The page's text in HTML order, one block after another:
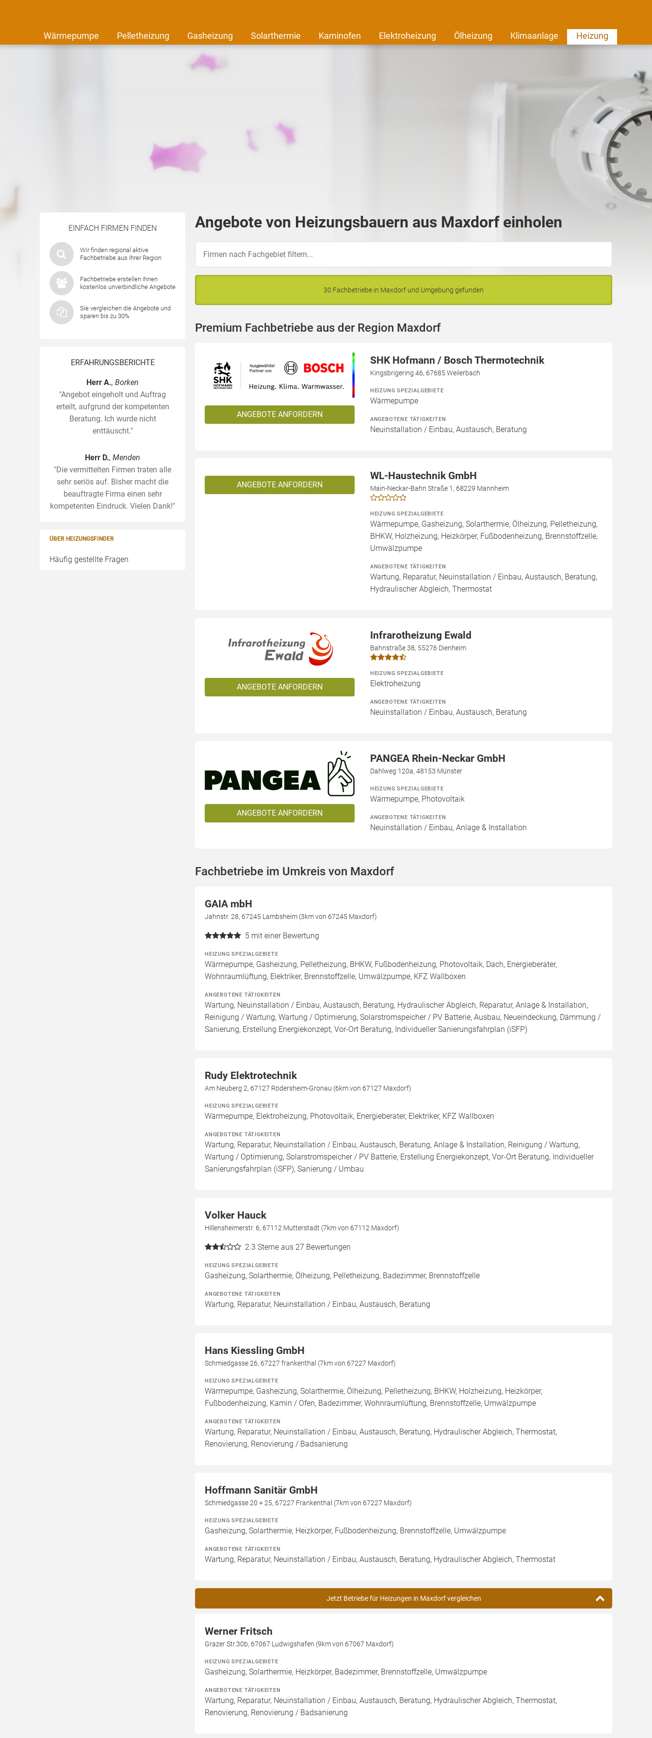
Wärmepumpe Pelletheizung Gasheizung Solarthermie Kaminofen Elektroheizung Ölheizung Klimaanlage Heizung
EINFACH FIRMEN FINDEN
Wir finden regional aktive
Fachbetriebe aus Ihrer Region
Fachbetriebe erstellen Ihnen
kostenlos unverbindliche Angebote
Sie vergleichen die Angebote und
sparen bis zu 30%
ERFAHRUNGSBERICHTE
Herr A., Borken
"Angebot eingeholt und Auftrag
erteilt, aufgrund der kompetenten
Beratung. Ich wurde nicht
enttäuscht."
Herr D., Menden
"Die vermittelten Firmen traten alle
sehr seriös auf. Bisher macht die
beauftragte Firma einen sehr
kompetenten Eindruck. Vielen Dank!"
ÜBER HEIZUNGSFINDER
Häufig gestellte Fragen
Angebote von Heizungsbauern aus Maxdorf einholen
30 Fachbetriebe in Maxdorf und Umgebung gefunden
Premium Fachbetriebe aus der Region Maxdorf
ANGEBOTE ANFORDERN
SHK Hofmann / Bosch Thermotechnik
Kingsbrigering 46, 67685 Weilerbach
HEIZUNG SPEZIALGEBIETE
Wärmepumpe
ANGEBOTENE TÄTIGKEITEN
Neuinstallation / Einbau, Austausch, Beratung
ANGEBOTE ANFORDERN
WL-Haustechnik GmbH
Main-Neckar-Bahn Straße 1, 68229 Mannheim
HEIZUNG SPEZIALGEBIETE
Wärmepumpe, Gasheizung, Solarthermie, Ölheizung, Pelletheizung,
BHKW, Holzheizung, Heizkörper, Fußbodenheizung, Brennstoffzelle,
Umwälzpumpe
ANGEBOTENE TÄTIGKEITEN
Wartung, Reparatur, Neuinstallation / Einbau, Austausch, Beratung,
Hydraulischer Abgleich, Thermostat
ANGEBOTE ANFORDERN
Infrarotheizung Ewald
Bahnstraße 38, 55276 Dienheim
HEIZUNG SPEZIALGEBIETE
Elektroheizung
ANGEBOTENE TÄTIGKEITEN
Neuinstallation / Einbau, Austausch, Beratung
ANGEBOTE ANFORDERN
PANGEA Rhein-Neckar GmbH
Dahlweg 120a, 48153 Münster
HEIZUNG SPEZIALGEBIETE
Wärmepumpe, Photovoltaik
ANGEBOTENE TÄTIGKEITEN
Neuinstallation / Einbau, Anlage & Installation
Fachbetriebe im Umkreis von Maxdorf
GAIA mbH
Jahnstr. 28, 67245 Lambsheim (3km von 67245 Maxdorf)
5 mit einer Bewertung
HEIZUNG SPEZIALGEBIETE
Wärmepumpe, Gasheizung, Pelletheizung, BHKW, Fußbodenheizung, Photovoltaik, Dach, Energieberater,
Wohnraumlüftung, Elektriker, Brennstoffzelle, Umwälzpumpe, KFZ Wallboxen
ANGEBOTENE TÄTIGKEITEN
Wartung, Neuinstallation / Einbau, Austausch, Beratung, Hydraulischer Abgleich, Reparatur, Anlage & Installation,
Reinigung / Wartung, Wartung / Optimierung, Solarstromspeicher / PV Batterie, Ausbau, Neueindeckung, Dämmung /
Sanierung, Erstellung Energiekonzept, Vor-Ort Beratung, Individueller Sanierungsfahrplan (iSFP)
Rudy Elektrotechnik
Am Neuberg 2, 67127 Rödersheim-Gronau (6km von 67127 Maxdorf)
HEIZUNG SPEZIALGEBIETE
Wärmepumpe, Elektroheizung, Photovoltaik, Energieberater, Elektriker, KFZ Wallboxen
ANGEBOTENE TÄTIGKEITEN
Wartung, Reparatur, Neuinstallation / Einbau, Austausch, Beratung, Anlage & Installation, Reinigung / Wartung,
Wartung / Optimierung, Solarstromspeicher / PV Batterie, Erstellung Energiekonzept, Vor-Ort Beratung, Individueller
Sanierungsfahrplan (iSFP), Sanierung / Umbau
Volker Hauck
Hillensheimerstr. 6, 67112 Mutterstadt (7km von 67112 Maxdorf)
2.3 Sterne aus 27 Bewertungen
HEIZUNG SPEZIALGEBIETE
Gasheizung, Solarthermie, Ölheizung, Pelletheizung, Badezimmer, Brennstoffzelle
ANGEBOTENE TÄTIGKEITEN
Wartung, Reparatur, Neuinstallation / Einbau, Austausch, Beratung
Hans Kiessling GmbH
Schmiedgasse 26, 67227 frankenthal (7km von 67227 Maxdorf)
HEIZUNG SPEZIALGEBIETE
Wärmepumpe, Gasheizung, Solarthermie, Ölheizung, Pelletheizung, BHKW, Holzheizung, Heizkörper,
Fußbodenheizung, Kamin / Ofen, Badezimmer, Wohnraumlüftung, Brennstoffzelle, Umwälzpumpe
ANGEBOTENE TÄTIGKEITEN
Wartung, Reparatur, Neuinstallation / Einbau, Austausch, Beratung, Hydraulischer Abgleich, Thermostat,
Renovierung, Renovierung / Badsanierung
Hoffmann Sanitär GmbH
Schmiedgasse 20 + 25, 67227 Frankenthal (7km von 67227 Maxdorf)
HEIZUNG SPEZIALGEBIETE
Gasheizung, Solarthermie, Heizkörper, Fußbodenheizung, Brennstoffzelle, Umwälzpumpe
ANGEBOTENE TÄTIGKEITEN
Wartung, Reparatur, Neuinstallation / Einbau, Austausch, Beratung, Hydraulischer Abgleich, Thermostat
Jetzt Betriebe für Heizungen in Maxdorf vergleichen
Werner Fritsch
Grazer Str.30b, 67067 Ludwigshafen (9km von 67067 Maxdorf)
HEIZUNG SPEZIALGEBIETE
Gasheizung, Solarthermie, Heizkörper, Badezimmer, Brennstoffzelle, Umwälzpumpe
ANGEBOTENE TÄTIGKEITEN
Wartung, Reparatur, Neuinstallation / Einbau, Austausch, Beratung, Hydraulischer Abgleich, Thermostat,
Renovierung, Renovierung / Badsanierung